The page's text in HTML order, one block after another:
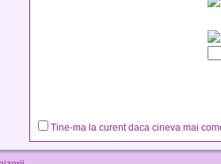
Tine-ma la curent daca cineva mai